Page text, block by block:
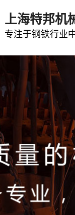
上海特邦机
专注于钢铁行业